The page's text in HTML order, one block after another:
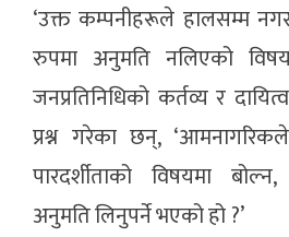
‘उक्त कम्पनीहरूले हालसम्म
रुपमा अनुमति नलिएको
जनप्रतिनिधिको कर्तव्य र
प्रश्न गरेका छन्,
पारदर्शीताको विषयमा
अनुमति लिनुपर्ने भएको हो ?’